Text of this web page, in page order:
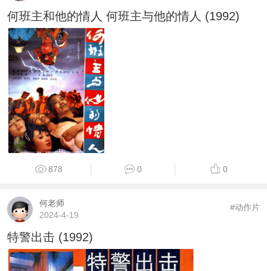
何班主和他的情人 何班主与他的情人 (1992)
878 0 0
何老师
2024-4-19
#动作片
特警出击 (1992)